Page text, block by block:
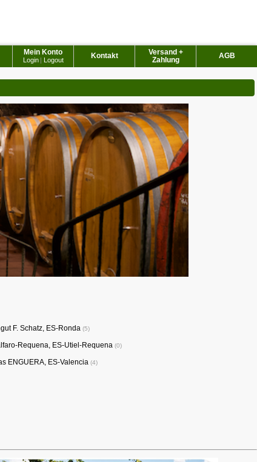
AGB
Versand +
Zahlung
Kontakt
Mein Konto
Login | Logout
F. Schatz, ES-Ronda 5
Requena, ES-Utiel-Requena 0
ENGUERA, ES-Valencia 4